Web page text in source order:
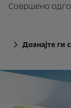
Совршено
Дознајте ги